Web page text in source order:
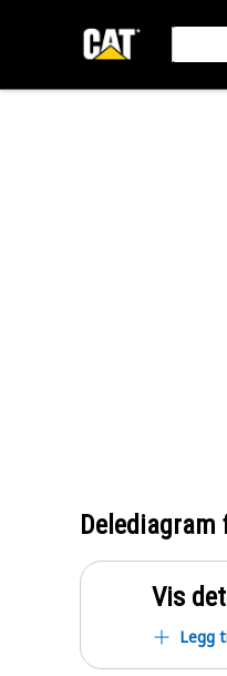
Delediagram
Vis
Legg